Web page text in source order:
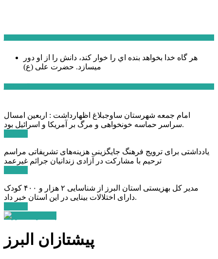
هر گاه خدا بخواهد بنده اي را خوار كند، دانش را از او دور
میسازد. حضرت علی (ع)
امام جمعه شهرستان ساوجبلاغ اظهارداشت : اربعین امسال
سراسر حماسه خونخواهی و مرگ بر آمریکا و اسرائیل بود.
یادداشتی برای ترویج فرهنگ جایگزینی هزینه‌های تشریفاتی مراسم
ترحیم با مشارکت در آزادی زندانیان جرائم غیرعمد
مدیر کل بهزیستی استان البرز از شناسایی ۲ هزار و ۴۰۰ کودک
دارای اختلالات بینایی در این استان خبر داد.
پیشتازان البرز